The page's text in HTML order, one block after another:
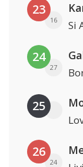
23
16 Si
24
27
25
26
24